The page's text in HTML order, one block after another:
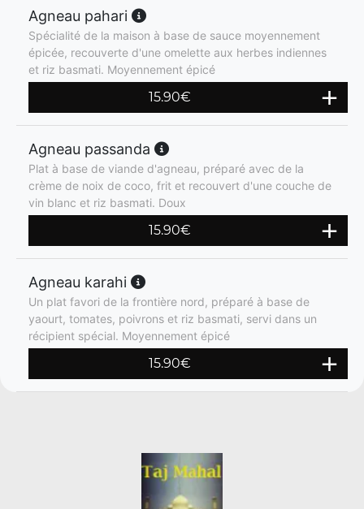
Agneau pahari
Spécialité de la maison à base de sauce moyennement
épicée, recouverte d'une omelette aux herbes indiennes
et riz basmati. Moyennement épicé
15.90€
Agneau passanda
Plat à base de viande d'agneau, préparé avec de la
crème de noix de coco, frit et recouvert d'une couche de
vin blanc et riz basmati. Doux
15.90€
Agneau karahi
Un plat favori de la frontière nord, préparé à base de
yaourt, tomates, poivrons et riz basmati, servi dans un
récipient spécial. Moyennement épicé
15.90€